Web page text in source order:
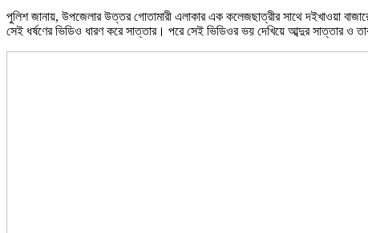
পুলিশ জানায়, উপজেলার উত্তর গোতামারী এলাকার এক কলেজছাত্রীর সাথে দইখাওয়া
সেই ধর্ষণের ভিডিও ধারণ করে সাত্তার। পরে সেই ভিডিওর ভয় দেখিয়ে আব্দুর সাত্তার ও